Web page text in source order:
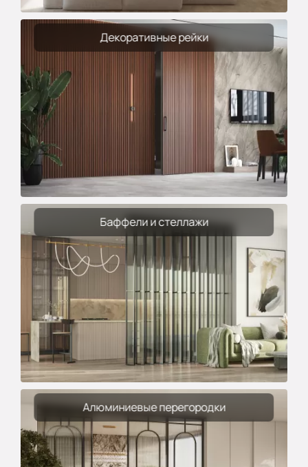
Декоративные рейки
Баффели и стеллажи
Алюминиевые перегородки